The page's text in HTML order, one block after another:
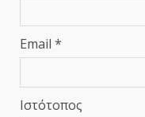
Email *
Ιστότοπος